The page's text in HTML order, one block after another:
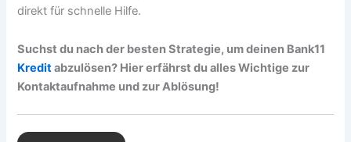
direkt für schnelle Hilfe.
Suchst du nach der besten Strategie, um deinen Bank11
Kreditabzulösen? Hier erfährst du alles Wichtige zur
Kontaktaufnahme und zur Ablösung!